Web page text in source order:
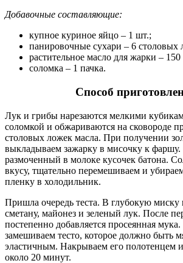
Добавочные составляющие:
купное куриное яйцо – 1 шт.;
панировочные сухари – 6 столовых
растительное масло для жарки –
соломка – 1 пачка.
Способ
Лук и грибы нарезаются мелкими
соломкой и обжариваются на сковороде
столовых ложек масла. При получении
выкладываем зажарку в мисочку к
размоченный в молоке кусочек батона.
вкусу, тщательно перемешиваем и
пленку в холодильник.
Пришла очередь теста. В глубокую
сметану, майонез и зеленый лук. После
постепенно добавляется просеянная
замешиваем тесто, которое должно быть
эластичным. Накрываем его полотенцем
около 20 минут.